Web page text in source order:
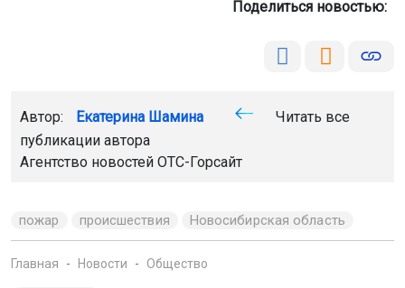
Поделиться новостью:
Автор: Екатерина Шамина
Читать все
публикации автора
Агентство новостей ОТС-Горсайт
пожар происшествия Новосибирская область
Главная Новости Общество